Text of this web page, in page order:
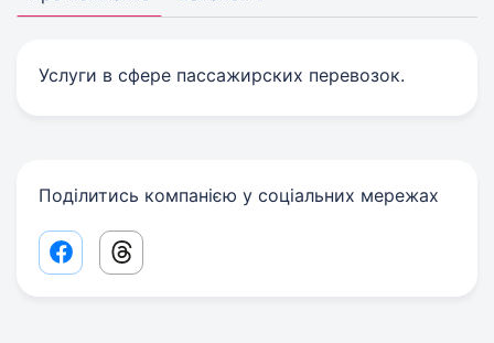
Услуги в сфере пассажирских перевозок.
Поділитись компанією у соціальних мережах
Facebook share link
Threads share link